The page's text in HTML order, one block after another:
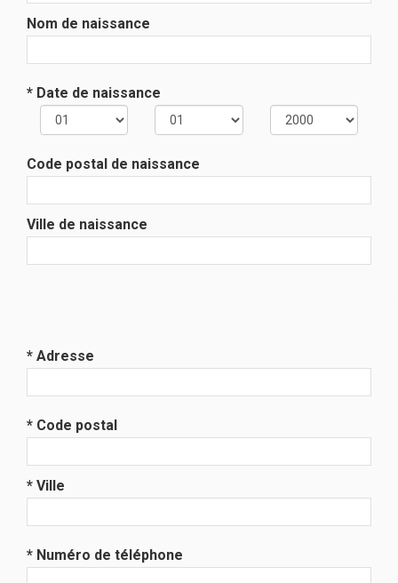
Nom de naissance
* Date de naissance
Code postal de naissance
Ville de naissance
* Adresse
* Code postal
* Ville
* Numéro de téléphone